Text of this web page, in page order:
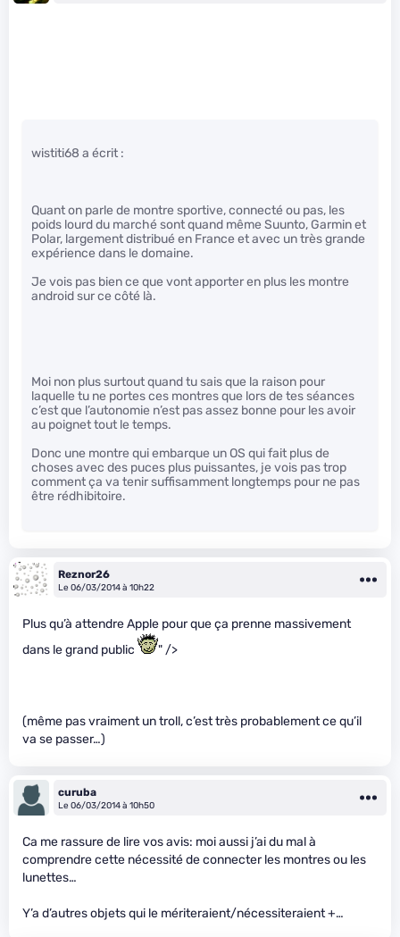
wistiti68 a écrit :
Quant on parle de montre sportive, connecté ou pas, les
poids lourd du marché sont quand même Suunto, Garmin et
Polar, largement distribué en France et avec un très grande
expérience dans le domaine.
Je vois pas bien ce que vont apporter en plus les montre
android sur ce côté là.
Moi non plus surtout quand tu sais que la raison pour
laquelle tu ne portes ces montres que lors de tes séances
c’est que l’autonomie n’est pas assez bonne pour les avoir
au poignet tout le temps.
Donc une montre qui embarque un OS qui fait plus de
choses avec des puces plus puissantes, je vois pas trop
comment ça va tenir suffisamment longtemps pour ne pas
être rédhibitoire.
Reznor26
Le 06/03/2014 à 10h22
Plus qu’à attendre Apple pour que ça prenne massivement
dans le grand public
" />
(même pas vraiment un troll, c’est très probablement ce qu’il
va se passer…)
curuba
Le 06/03/2014 à 10h50
Ca me rassure de lire vos avis: moi aussi j’ai du mal à
comprendre cette nécessité de connecter les montres ou les
lunettes…
Y’a d’autres objets qui le mériteraient/nécessiteraient +…